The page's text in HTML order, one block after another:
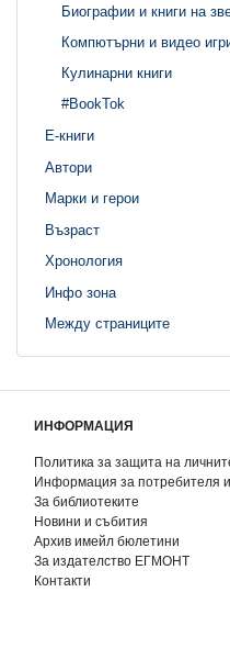
Биографии и книги на
Компютърни и видео
Кулинарни книги
#BookTok
Е-книги
Автори
Марки и герои
Възраст
Хронология
Инфо зона
Между страниците
ИНФОРМАЦИЯ
Политика за защита на
Информация за потребителя
За библиотеките
Новини и събития
Архив имейл бюлетини
За издателство ЕГМОНТ
Контакти